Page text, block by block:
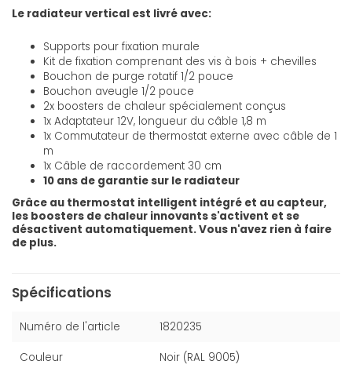
Le radiateur vertical est livré avec:
Supports pour fixation murale
Kit de fixation comprenant des vis à bois + chevilles
Bouchon de purge rotatif 1/2 pouce
Bouchon aveugle 1/2 pouce
2x boosters de chaleur spécialement conçus
1x Adaptateur 12V, longueur du câble 1,8 m
1x Commutateur de thermostat externe avec câble de 1
m
1x Câble de raccordement 30 cm
10 ans de garantie sur le radiateur
Grâce au thermostat intelligent intégré et au capteur,
les boosters de chaleur innovants s'activent et se
désactivent automatiquement. Vous n'avez rien à faire
de plus.
Spécifications
Numéro de l'article 1820235
Couleur Noir (RAL 9005)